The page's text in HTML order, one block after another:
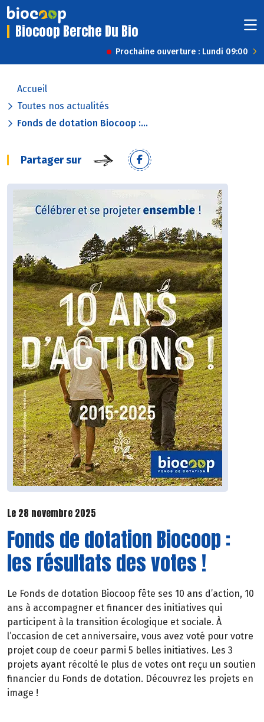
Biocoop Berche Du Bio
Prochaine ouverture : Lundi 09:00
Accueil
Toutes nos actualités
Fonds de dotation Biocoop :...
Partager sur
Le 28 novembre 2025
Fonds de dotation Biocoop :
les résultats des votes !
Le Fonds de dotation Biocoop fête ses 10 ans d’action, 10
ans à accompagner et financer des initiatives qui
participent à la transition écologique et sociale. À
l’occasion de cet anniversaire, vous avez voté pour votre
projet coup de coeur parmi 5 belles initiatives. Les 3
projets ayant récolté le plus de votes ont reçu un soutien
financier du Fonds de dotation. Découvrez les projets en
image !